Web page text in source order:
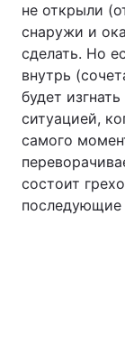
не открыли
снаружи и
сделать. Но
внутрь
будет
ситуацией,
самого
состоит
последующие